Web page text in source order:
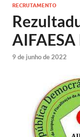
RECRUTAMENTO
AIFAESA
9 de junho de 2022